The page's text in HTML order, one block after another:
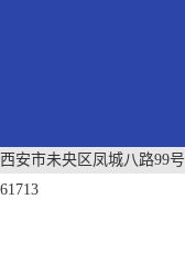
市未央区凤城八路99号